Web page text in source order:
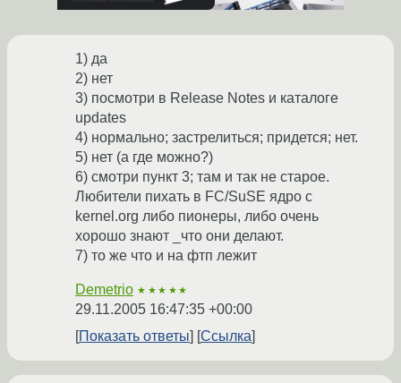
1) да
2) нет
3) посмотри в Release Notes и каталоге
updates
4) нормально; застрелиться; придется; нет.
5) нет (а где можно?)
6) смотри пункт 3; там и так не старое.
Любители пихать в FC/SuSE ядро с
kernel.org либо пионеры, либо очень
хорошо знают _что они делают.
7) то же что и на фтп лежит
Demetrio ★★★★★
29.11.2005 16:47:35 +00:00
Показать ответы
Ссылка